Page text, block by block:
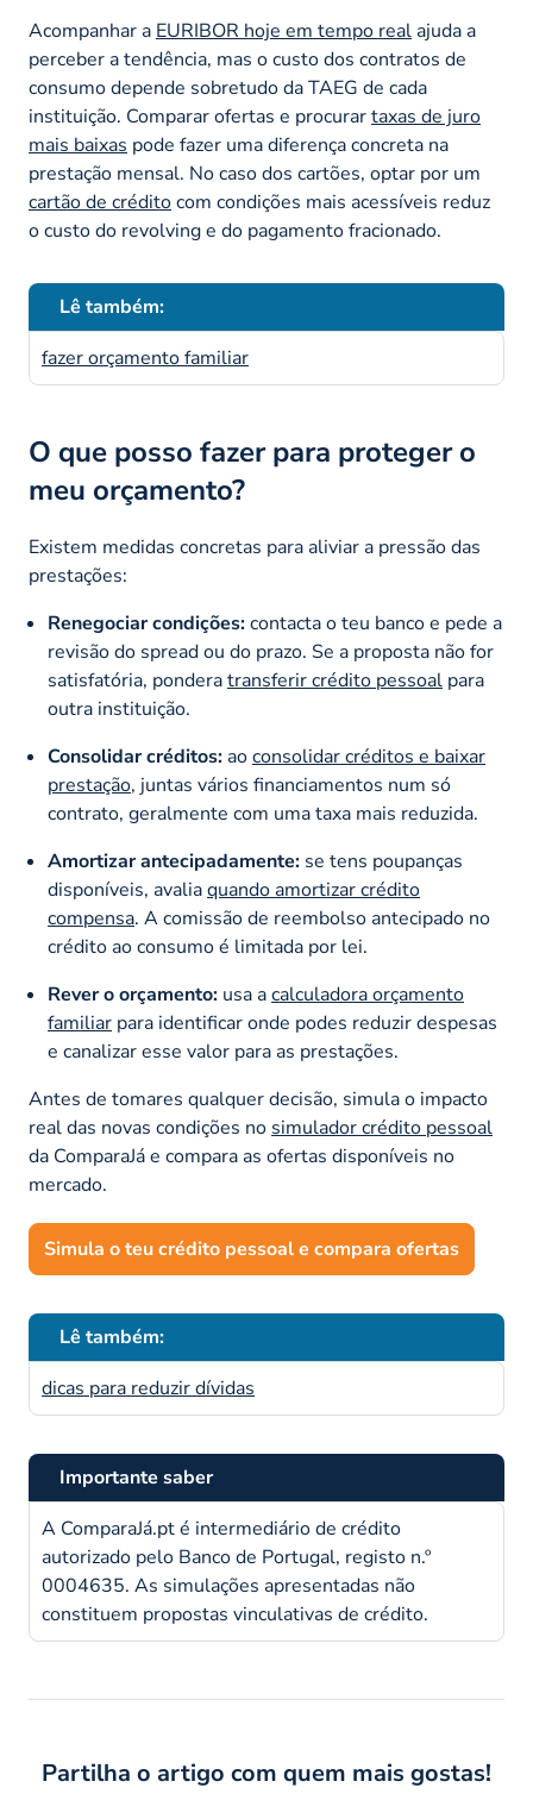
Acompanhar a EURIBOR hoje em tempo real ajuda a
perceber a tendência, mas o custo dos contratos de
consumo depende sobretudo da TAEG de cada
instituição. Comparar ofertas e procurartaxas de juro
mais baixas pode fazer uma diferença concreta na
prestação mensal. No caso dos cartões, optar por um
cartão de créditocom condições mais acessíveis reduz
o custo do revolvinge do pagamento fracionado.
Lê também:
fazer orçamento familiar
O que posso fazer para proteger o
meu orçamento?
Existem medidas concretas para aliviar a pressão das
prestações:
Renegociar condições:contacta o teu banco e pede a
revisão do spreadou do prazo. Se a proposta não for
satisfatória, ponderatransferir crédito pessoal para
outra instituição.
Consolidar créditos: aoconsolidar créditos e baixar
prestação, juntas vários financiamentos num só
contrato, geralmente com uma taxa mais reduzida.
Amortizar antecipadamente: se tens poupanças
disponíveis, avaliaquando amortizar crédito
compensa. A comissão de reembolso antecipado no
crédito ao consumo é limitada por lei.
Rever o orçamento: usa acalculadora orçamento
familiar para identificar onde podes reduzir despesas
e canalizar esse valor para as prestações.
Antes de tomares qualquer decisão, simula o impacto
real das novas condições no simulador crédito pessoal
da ComparaJá e compara as ofertas disponíveis no
mercado.
Simula o teu crédito pessoal e compara ofertas
Lê também:
dicas para reduzir dívidas
Importante saber
A ComparaJá.pt é intermediário de crédito
autorizado pelo Banco de Portugal, registo n.º
0004635. As simulações apresentadas não
constituem propostas vinculativas de crédito.
Partilha o artigo com quem mais gostas!